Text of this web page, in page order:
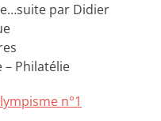
par Didier
– Philatélie
n°1